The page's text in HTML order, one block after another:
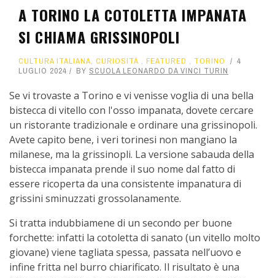
A TORINO LA COTOLETTA IMPANATA
SI CHIAMA GRISSINOPOLI
CULTURA ITALIANA, CURIOSITÀ , FEATURED , TORINO
4
LUGLIO 2024
BY SCUOLA LEONARDO DA VINCI TURIN
Se vi trovaste a Torino e vi venisse voglia di una bella
bistecca di vitello con l'osso impanata, dovete cercare
un ristorante tradizionale e ordinare una grissinopoli.
Avete capito bene, i veri torinesi non mangiano la
milanese, ma la grissinopli. La versione sabauda della
bistecca impanata prende il suo nome dal fatto di
essere ricoperta da una consistente impanatura di
grissini sminuzzati grossolanamente.
Si tratta indubbiamene di un secondo per buone
forchette: infatti la cotoletta di sanato (un vitello molto
giovane) viene tagliata spessa, passata nell’uovo e
infine fritta nel burro chiarificato. Il risultato è una